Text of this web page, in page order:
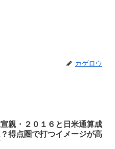
カゲロウ
親・２０１６と日米通算成
得点圏で打つイメージが高